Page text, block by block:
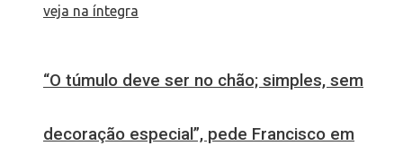
“O túmulo deve ser no chão; simples, sem
decoração especial”, pede Francisco em